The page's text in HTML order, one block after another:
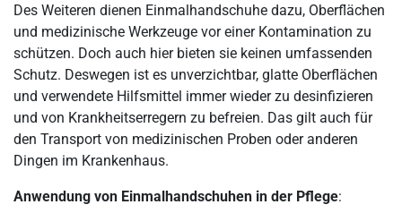
Des Weiteren dienen Einmalhandschuhe dazu, Oberflächen
und medizinische Werkzeuge vor einer Kontamination zu
schützen. Doch auch hier bieten sie keinen umfassenden
Schutz. Deswegen ist es unverzichtbar, glatte Oberflächen
und verwendete Hilfsmittel immer wieder zu desinfizieren
und von Krankheitserregern zu befreien. Das gilt auch für
den Transport von medizinischen Proben oder anderen
Dingen im Krankenhaus.
Anwendung von Einmalhandschuhen in der Pflege: